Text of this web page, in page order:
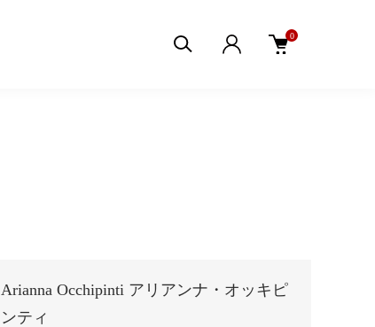
0
Arianna Occhipinti アリアンナ・オッキピ
ンティ